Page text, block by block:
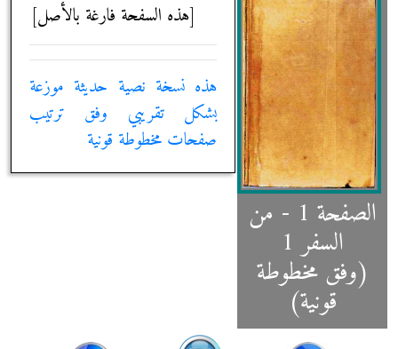
الصفحة 1 - من
السفر 1
(وفق مخطوطة
قونية)
[هذه السفحة فارغة بالأصل]
هذه نسخة نصية حديثة موزعة
بشكل تقريبي وفق ترتيب
صفحات مخطوطة قونية